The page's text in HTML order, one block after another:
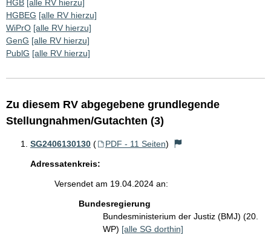
HGB [alle RV hierzu]
HGBEG [alle RV hierzu]
WiPrO [alle RV hierzu]
GenG [alle RV hierzu]
PublG [alle RV hierzu]
Zu diesem RV abgegebene grundlegende
Stellungnahmen/Gutachten (3)
SG2406130130 ( PDF - 11 Seiten)
Adressatenkreis:
Versendet am 19.04.2024 an:
Bundesregierung
Bundesministerium der Justiz (BMJ) (20.
WP) [alle SG dorthin]